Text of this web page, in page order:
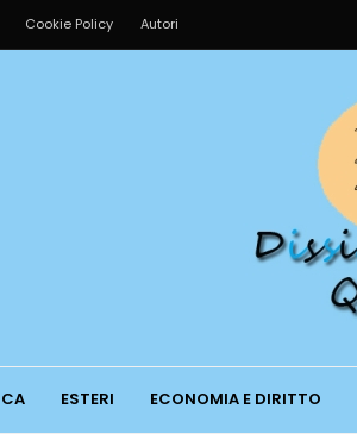
Cookie Policy Autori
ESTERI ECONOMIA E DIRITTO